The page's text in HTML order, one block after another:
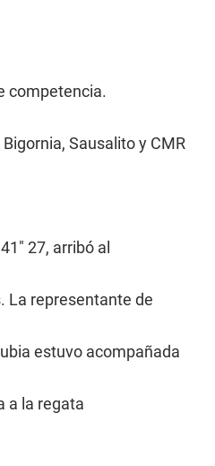
competencia.
Sausalito y CMR
27, arribó al
La representante de
estuvo acompañada
a la regata